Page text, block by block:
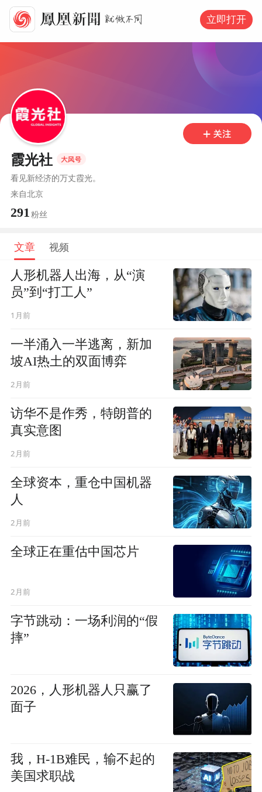
立即打开
霞光社
看见新经济的万丈霞光。
来自北京
291 粉丝
文章 视频
人形机器人出海，从“演
员”到“打工人”
1月前
一半涌入一半逃离，新加
坡AI热土的双面博弈
2月前
访华不是作秀，特朗普的
真实意图
2月前
全球资本，重仓中国机器
人
2月前
全球正在重估中国芯片
2月前
字节跳动：一场利润的“假
摔”
2026，人形机器人只赢了
面子
我，H-1B难民，输不起的
美国求职战